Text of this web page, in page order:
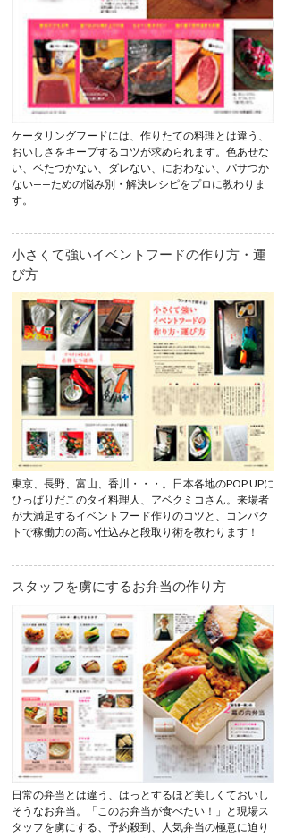
ケータリングフードには、作りたての料理とは違う、
おいしさをキープするコツが求められます。色あせな
い、ベたつかない、ダレない、におわない、パサつか
ない——ための悩み別・解決レシピをプロに教わりま
す。
小さくて強いイベントフードの作り方・運
び方
東京、長野、富山、香川・・・。日本各地のPOP UPに
ひっぱりだこのタイ料理人、アベクミコさん。来場者
が大満足するイベントフード作りのコツと、コンパク
トで稼働力の高い仕込みと段取り術を教わります！
スタッフを虜にするお弁当の作り方
日常の弁当とは違う、はっとするほど美しくておいし
そうなお弁当。「このお弁当が食べたい！」と現場ス
タッフを虜にする、予約殺到、人気弁当の極意に迫り